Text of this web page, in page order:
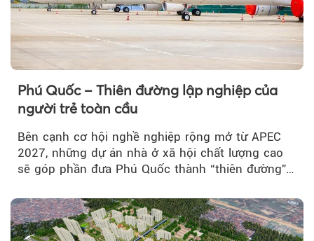
Phú Quốc – Thiên đường lập nghiệp của
người trẻ toàn cầu
Bên cạnh cơ hội nghề nghiệp rộng mở từ APEC
2027, những dự án nhà ở xã hội chất lượng cao
sẽ góp phần đưa Phú Quốc thành “thiên đường”